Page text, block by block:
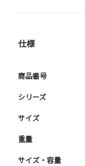
仕様
商品番号
シリーズ
サイズ
重量
サイズ・容量